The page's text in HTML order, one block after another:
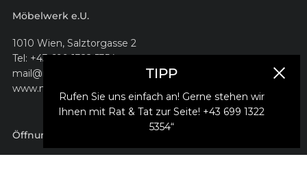
Möbelwerk e.U.
1010 Wien, Salztorgasse 2
Tel: +43 699 1322 5354
mail@moebelwerk.at
www.moebelwerk.at
Öffnungszeiten
TIPP
Rufen Sie uns einfach an! Gerne stehen wir
Ihnen mit Rat & Tat zur Seite! +43 699 1322
5354“